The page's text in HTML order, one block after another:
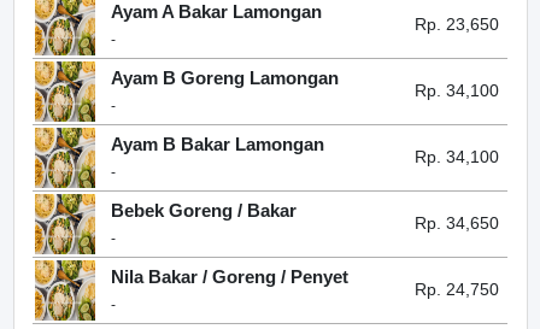
Ayam A Bakar Lamongan
-
Rp. 23,650
Ayam B Goreng Lamongan
-
Rp. 34,100
Ayam B Bakar Lamongan
-
Rp. 34,100
Bebek Goreng / Bakar
-
Rp. 34,650
Nila Bakar / Goreng / Penyet
-
Rp. 24,750